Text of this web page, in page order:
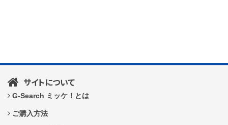
サイトについて
G-Search ミッケ！とは
ご購入方法